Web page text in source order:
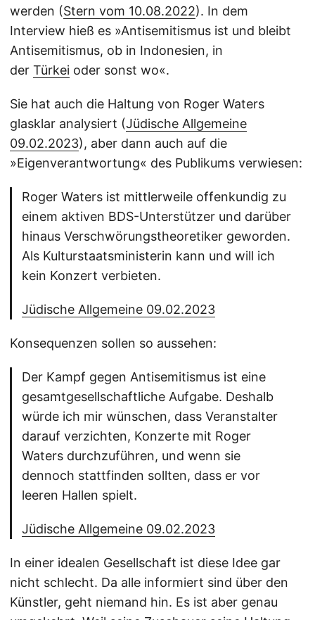
werden (Stern vom 10.08.2022). In dem
Interview hieß es »Antisemitismus ist und bleibt
Antisemitismus, ob in Indonesien, in
der Türkei oder sonst wo«.
Sie hat auch die Haltung von Roger Waters
glasklar analysiert (Jüdische Allgemeine
09.02.2023), aber dann auch auf die
»Eigenverantwortung« des Publikums verwiesen:
Roger Waters ist mittlerweile offenkundig zu
einem aktiven BDS-Unterstützer und darüber
hinaus Verschwörungstheoretiker geworden.
Als Kulturstaatsministerin kann und will ich
kein Konzert verbieten.
Jüdische Allgemeine 09.02.2023
Konsequenzen sollen so aussehen:
Der Kampf gegen Antisemitismus ist eine
gesamtgesellschaftliche Aufgabe. Deshalb
würde ich mir wünschen, dass Veranstalter
darauf verzichten, Konzerte mit Roger
Waters durchzuführen, und wenn sie
dennoch stattfinden sollten, dass er vor
leeren Hallen spielt.
Jüdische Allgemeine 09.02.2023
In einer idealen Gesellschaft ist diese Idee gar
nicht schlecht. Da alle informiert sind über den
Künstler, geht niemand hin. Es ist aber genau